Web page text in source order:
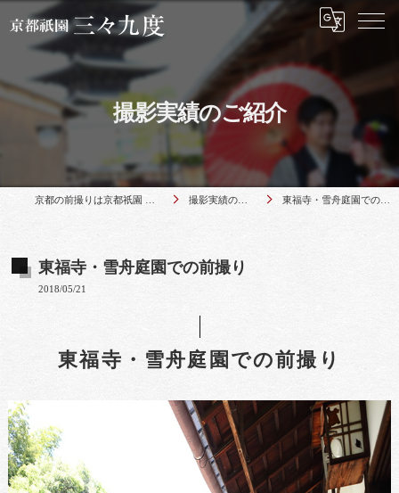
撮影実績のご紹介
撮影実績のご紹介 東福寺・雪舟庭園での前撮り
東福寺・雪舟庭園での前撮り
2018/05/21
東福寺・雪舟庭園での前撮り